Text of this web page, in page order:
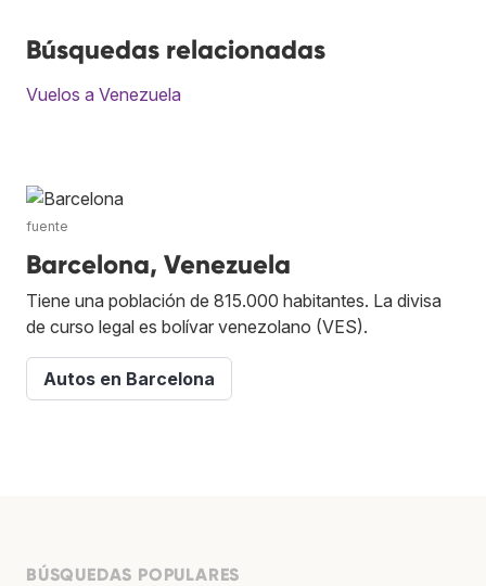
Búsquedas relacionadas
Vuelos a Venezuela
fuente
Barcelona, Venezuela
Tiene una población de 815.000 habitantes. La divisa
de curso legal es bolívar venezolano (VES).
Autos en Barcelona
BÚSQUEDAS POPULARES